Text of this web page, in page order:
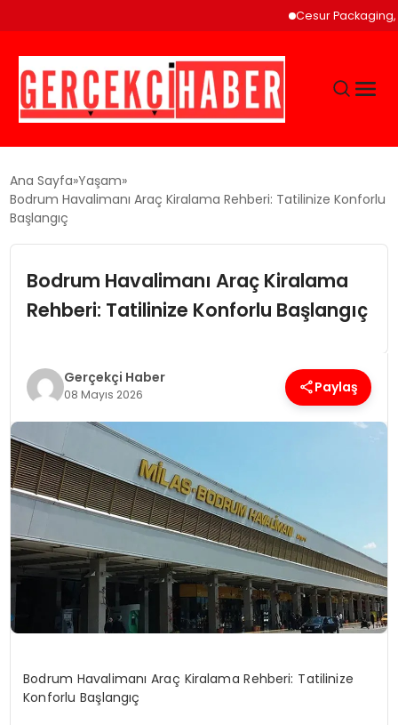
Cesur Packaging,
GÜNCEL
EĞITIM
EKONOMI
SAĞLIK
SPOR
TEKNOLOJI
YAŞAM
Ana Sayfa Yaşam
Bodrum Havalimanı Araç Kiralama Rehberi: Tatilinize Konforlu
Başlangıç
Bodrum Havalimanı Araç Kiralama
Rehberi: Tatilinize Konforlu Başlangıç
Gerçekçi Haber
08 Mayıs 2026 Paylaş
Bodrum Havalimanı Araç Kiralama Rehberi: Tatilinize
Konforlu Başlangıç